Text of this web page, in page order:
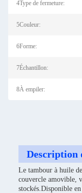
4Type de fermeture:
5Couleur:
6Forme:
7Échantillon:
8À empiler:
Description
Le tambour à huile
couvercle amovible,
stockés.Disponible